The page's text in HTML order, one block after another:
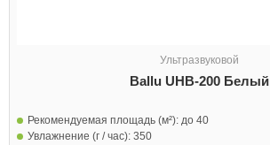
Ультразвуковой
Ballu UHB-200 Белый
Рекомендуемая площадь (м²): до 40
Увлажнение (г / час): 350